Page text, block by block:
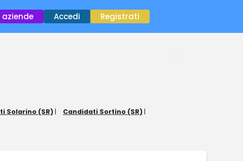
aziende Accedi Registrati
Solarino (SR) | Candidati Sortino (SR) |